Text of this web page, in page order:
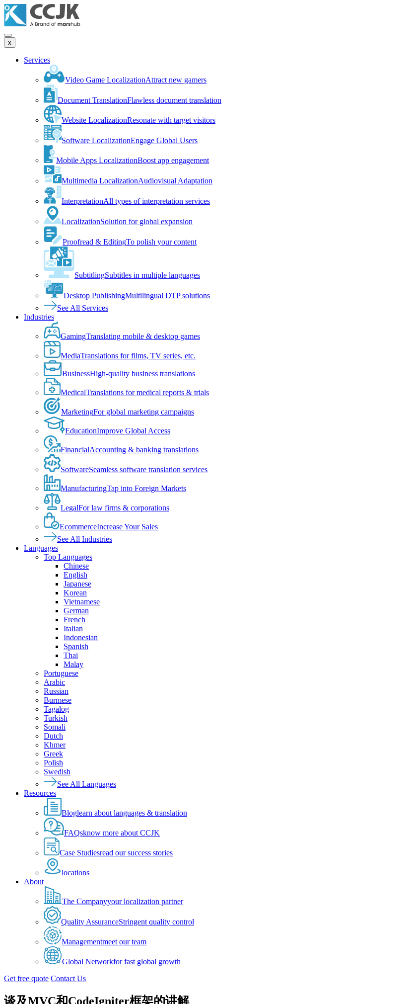
x
Services
Video Game LocalizationAttract new gamers
Document TranslationFlawless document translation
Website LocalizationResonate with target visitors
Software LocalizationEngage Global Users
Mobile Apps LocalizationBoost app engagement
Multimedia LocalizationAudiovisual Adaptation
InterpretationAll types of interpretation services
LocalizationSolution for global expansion
Proofread & EditingTo polish your content
SubtitlingSubtitles in multiple languages
Desktop PublishingMultilingual DTP solutions
See All Services
Industries
GamingTranslating mobile & desktop games
MediaTranslations for films, TV series, etc.
BusinessHigh-quality business translations
MedicalTranslations for medical reports & trials
MarketingFor global marketing campaigns
EducationImprove Global Access
FinancialAccounting & banking translations
SoftwareSeamless software translation services
ManufacturingTap into Foreign Markets
LegalFor law firms & corporations
EcommerceIncrease Your Sales
See All Industries
Languages
Top Languages
Chinese
English
Japanese
Korean
Vietnamese
German
French
Italian
Indonesian
Spanish
Thai
Malay
Portuguese
Arabic
Russian
Burmese
Tagalog
Turkish
Somali
Dutch
Khmer
Greek
Polish
Swedish
See All Languages
Resources
Bloglearn about languages & translation
FAQsknow more about CCJK
Case Studiesread our success stories
locations
About
The Companyyour localization partner
Quality AssuranceStringent quality control
Managementmeet our team
Global Networkfor fast global growth
Get free quote Contact Us
谈及MVC和CodeIgniter框架的讲解